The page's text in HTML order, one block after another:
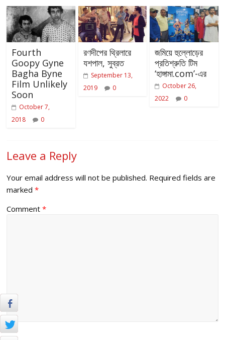
Fourth
Goopy Gyne
Bagha Byne
Film Unlikely
Soon
October 7,
2018
0
রণদীপের থ্রিলারে
যশপাল, সুব্রত
September 13,
2019
0
জমিয়ে হুল্লোড়ের
প্রতিশ্রুতি টিম
‘হাঙ্গামা.com’-এর
October 26,
2022
0
Leave a Reply
Your email address will not be published. Required fields are
marked*
Comment*